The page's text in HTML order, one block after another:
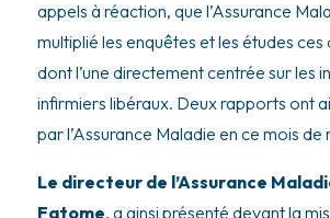
appels à réaction, que l’Assurance
multiplié les enquêtes et les études ces
dont l’une directement centrée sur les
infirmiers libéraux. Deux rapports ont
par l’Assurance Maladie en ce mois de
Le directeur de l’Assurance
Fatome, a ainsi présenté devant la